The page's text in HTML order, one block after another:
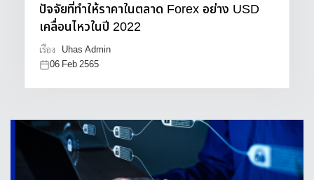
ปัจจัยที่ทำให้ราคาในตลาด Forex อย่าง USD
เคลื่อนไหวในปี 2022
เรื่อง
Uhas Admin
06 Feb 2565